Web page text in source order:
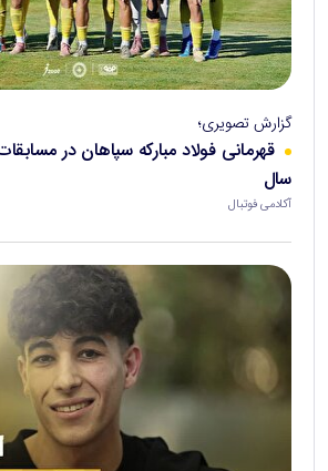
گزارش تصویری؛
سال
آکادمی فوتبال